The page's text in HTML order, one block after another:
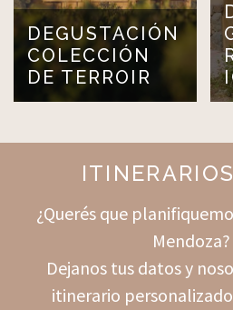
DEGUSTACIÓN
COLECCIÓN
DE TERROIR
¿Querés que
Mendoza?
Dejanos tus datos y
itinerario